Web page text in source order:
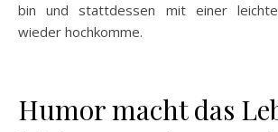
bin und stattdessen mit einer
wieder hochkomme.
Humor macht das